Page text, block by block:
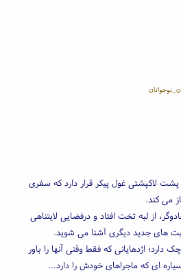
لاکپشتی غول پیکر قرار دارد که سفری
می کند.
از لبه تخت افتاد و درفضایی لایتناهی
های جدید دیگری آشنا می شوید.
اژدهایانی که فقط وقتی آنها را باور
ای که ماجراهای خودش را دارد...